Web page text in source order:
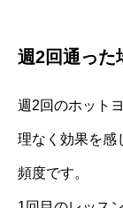
週2回通った
週2回のホット
理なく効果を感
頻度です。